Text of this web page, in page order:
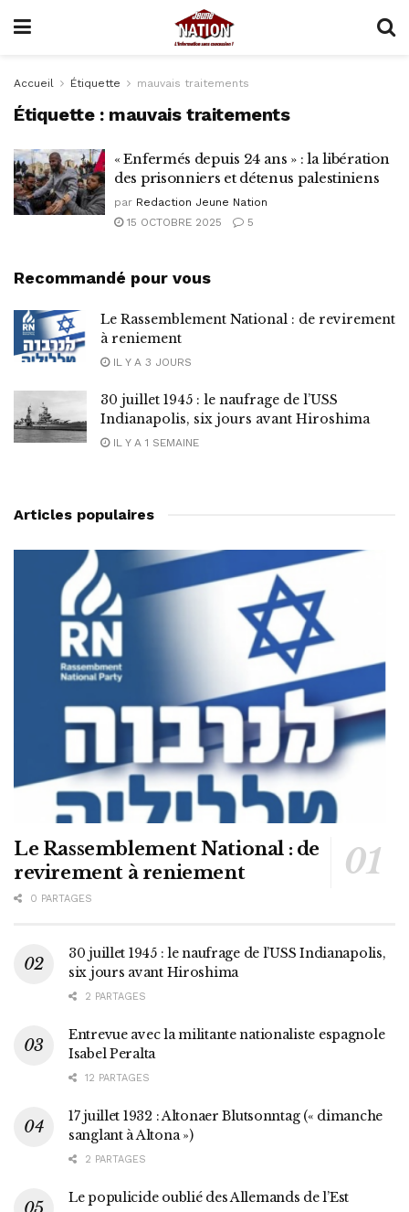
Accueil Étiquette mauvais traitements
Étiquette : mauvais traitements
« Enfermés depuis 24 ans » : la libération
des prisonniers et détenus palestiniens
par Redaction Jeune Nation
15 OCTOBRE 2025
5
Recommandé pour vous
Le Rassemblement National : de revirement
à reniement
IL Y A 3 JOURS
30 juillet 1945 : le naufrage de l’USS
Indianapolis, six jours avant Hiroshima
IL Y A 1 SEMAINE
Articles populaires
Le Rassemblement National : de
revirement à reniement
0 PARTAGES
30 juillet 1945 : le naufrage de l’USS Indianapolis,
six jours avant Hiroshima
2 PARTAGES
Entrevue avec la militante nationaliste espagnole
Isabel Peralta
12 PARTAGES
17 juillet 1932 : Altonaer Blutsonntag (« dimanche
sanglant à Altona »)
2 PARTAGES
Le populicide oublié des Allemands de l’Est